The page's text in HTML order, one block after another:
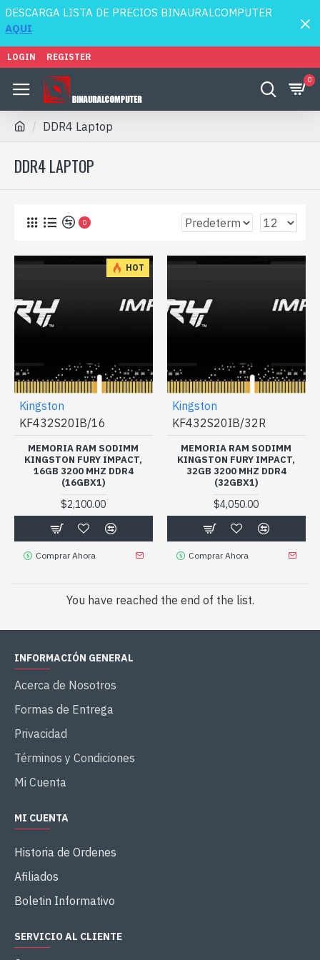
DESCARGA LISTA DE PRECIOS BINAURALCOMPUTER
AQUI
LOGIN REGISTER
0
DDR4 Laptop
DDR4 LAPTOP
0
HOT
Kingston
KF432S20IB/16
MEMORIA RAM SODIMM
KINGSTON FURY IMPACT,
16GB 3200 MHZ DDR4
(16GBX1)
$2,100.00
Comprar Ahora
Kingston
KF432S20IB/32R
MEMORIA RAM SODIMM
KINGSTON FURY IMPACT,
32GB 3200 MHZ DDR4
(32GBX1)
$4,050.00
Comprar Ahora
You have reached the end of the list.
INFORMACIÓN GENERAL
Acerca de Nosotros
Formas de Entrega
Privacidad
Términos y Condiciones
Mi Cuenta
MI CUENTA
Historia de Ordenes
Afiliados
Boletin Informativo
SERVICIO AL CLIENTE